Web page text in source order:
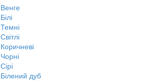
Венге
Білі
Темні
Світлі
Коричневі
Чорні
Сірі
Білений дуб